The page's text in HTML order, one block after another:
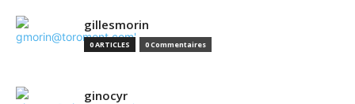
gillesmorin
0 ARTICLES 0 Commentaires
ginocyr